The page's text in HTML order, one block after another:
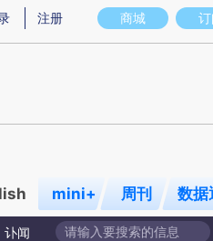
图存在偏差。不代表财新观点和立场。
商城
注册
mini+ 周刊 数据
讣闻